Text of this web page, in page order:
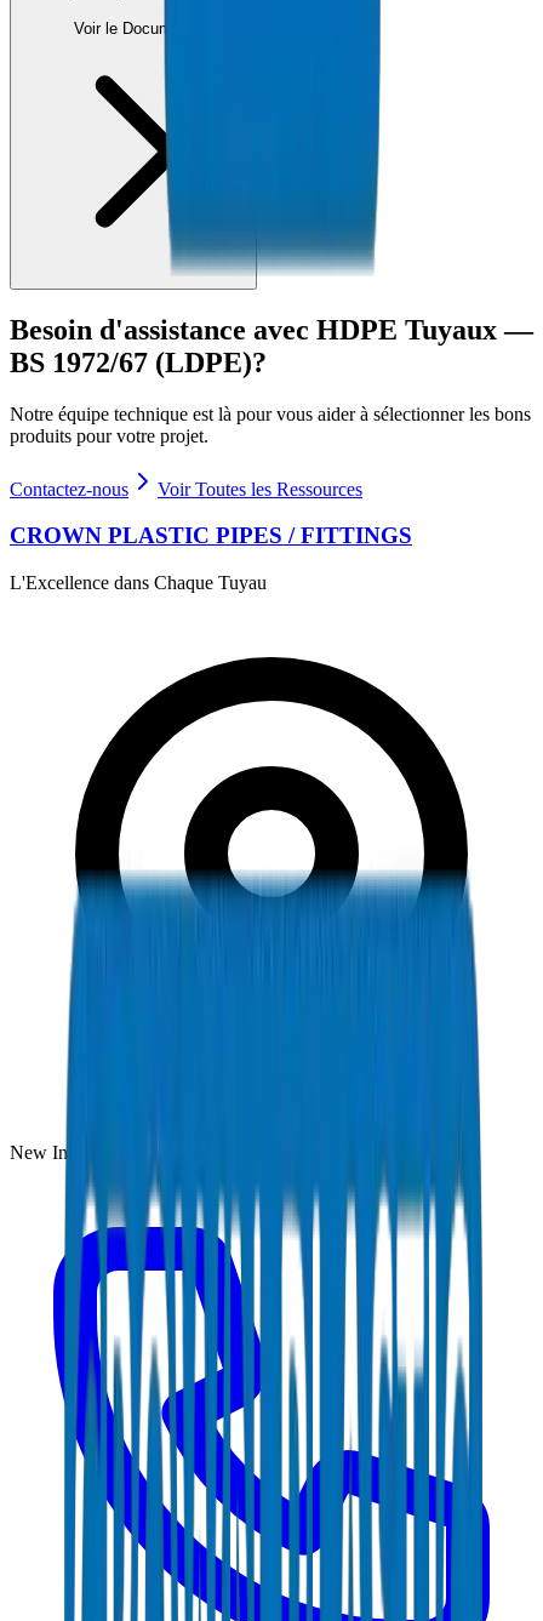
Voir le Document
Besoin d'assistance avec HDPE Tuyaux —
BS 1972/67 (LDPE)?
Notre équipe technique est là pour vous aider à sélectionner les bons
produits pour votre projet.
Contactez-nous Voir Toutes les Ressources
CROWN PLASTIC PIPES / FITTINGS
L'Excellence dans Chaque Tuyau
New Industrial Area, Umm Al Quwain, UAE